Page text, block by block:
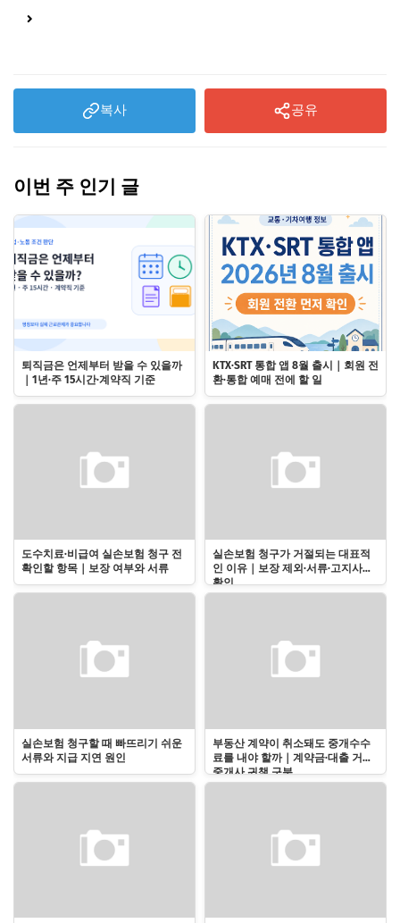
복사 공유
이번 주 인기 글
퇴직금은 언제부터 받을 수 있을까
｜1년·주 15시간·계약직 기준
KTX·SRT 통합 앱 8월 출시｜회원 전
환·통합 예매 전에 할 일
도수치료·비급여 실손보험 청구 전
확인할 항목｜보장 여부와 서류
실손보험 청구가 거절되는 대표적
인 이유｜보장 제외·서류·고지사항
확인
실손보험 청구할 때 빠뜨리기 쉬운
서류와 지급 지연 원인
부동산 계약이 취소돼도 중개수수
료를 내야 할까｜계약금·대출 거절·
중개사 귀책 구분